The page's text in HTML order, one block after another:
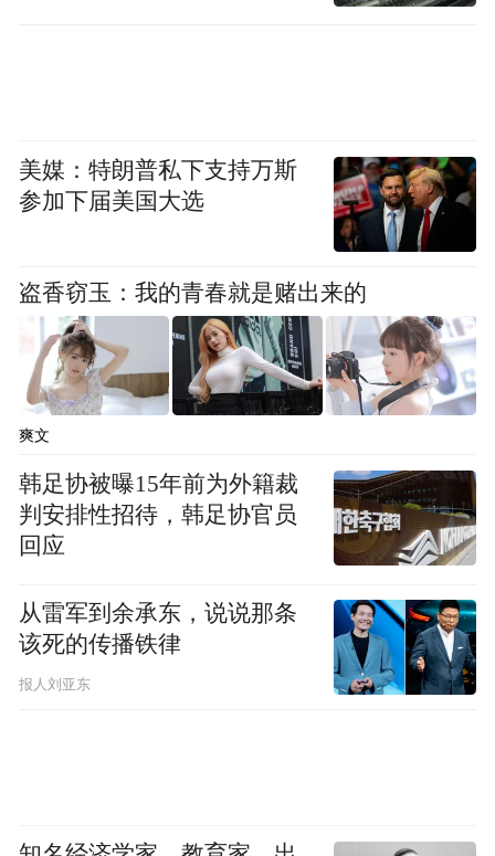
琴的理解毫无保留地传授给年轻一代。
专辑中，他精心挑选的曲目展现了对中提琴
基《平凡音上的练习曲》的技术性探索，到
格林卡《d小调中提琴奏鸣曲》的旋律美感，
再到勃拉姆斯作品的复杂情感表达，整张专
辑构成了一部中提琴教育的“声音教科书”。
美媒：特朗普私下支持万斯
参加下届美国大选
盗香窃玉：我的青春就是赌出来的
爽文
韩足协被曝15年前为外籍裁
判安排性招待，韩足协官员
回应
从雷军到余承东，说说那条
该死的传播铁律
报人刘亚东